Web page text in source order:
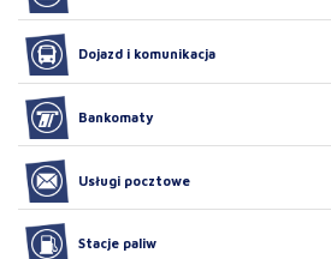
Dojazd i komunikacja
Bankomaty
Usługi pocztowe
Stacje paliw